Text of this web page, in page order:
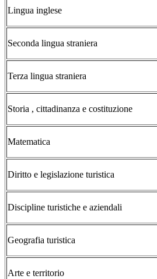
Lingua inglese
Seconda lingua straniera
Terza lingua straniera
Storia , cittadinanza e costituzione
Matematica
Diritto e legislazione turistica
Discipline turistiche e aziendali
Geografia turistica
Arte e territorio